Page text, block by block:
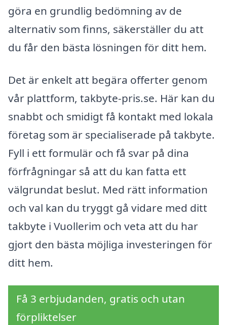
göra en grundlig bedömning av de
alternativ som finns, säkerställer du att
du får den bästa lösningen för ditt hem.
Det är enkelt att begära offerter genom
vår plattform, takbyte-pris.se. Här kan du
snabbt och smidigt få kontakt med lokala
företag som är specialiserade på takbyte.
Fyll i ett formulär och få svar på dina
förfrågningar så att du kan fatta ett
välgrundat beslut. Med rätt information
och val kan du tryggt gå vidare med ditt
takbyte i Vuollerim och veta att du har
gjort den bästa möjliga investeringen för
ditt hem.
Få 3 erbjudanden, gratis och utan
förpliktelser